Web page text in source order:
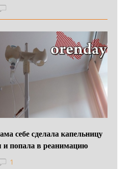
себе сделала капельницу
и попала в реанимацию
1